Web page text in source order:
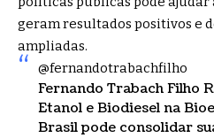
geram resultados positivos e
ampliadas.
@fernandotrabachfilho
Fernando Trabach Filho
Etanol e Biodiesel na
Brasil pode consolidar